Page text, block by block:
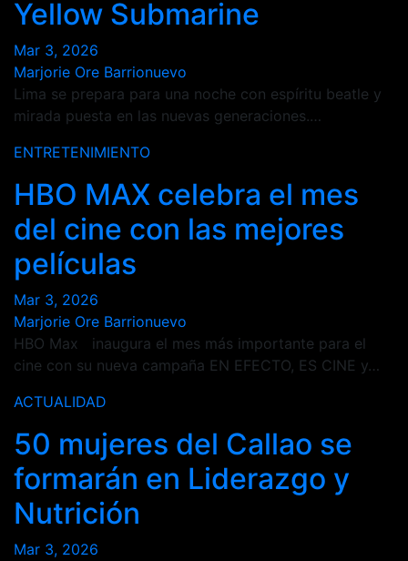
Yellow Submarine
Mar 3, 2026
Marjorie Ore Barrionuevo
Lima se prepara para una noche con espíritu beatle y
mirada puesta en las nuevas generaciones.…
ENTRETENIMIENTO
HBO MAX celebra el mes
del cine con las mejores
películas
Mar 3, 2026
Marjorie Ore Barrionuevo
HBO Max inaugura el mes más importante para el
cine con su nueva campaña EN EFECTO, ES CINE y…
ACTUALIDAD
50 mujeres del Callao se
formarán en Liderazgo y
Nutrición
Mar 3, 2026